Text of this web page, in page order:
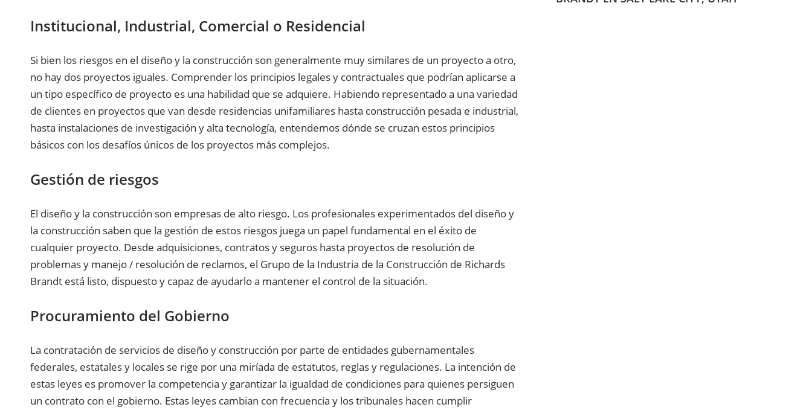
Institucional, Industrial, Comercial o Residencial
Si bien los riesgos en el diseño y la construcción son generalmente muy similares de un proyecto a otro,
no hay dos proyectos iguales. Comprender los principios legales y contractuales que podrían aplicarse a
un tipo específico de proyecto es una habilidad que se adquiere. Habiendo representado a una variedad
de clientes en proyectos que van desde residencias unifamiliares hasta construcción pesada e industrial,
hasta instalaciones de investigación y alta tecnología, entendemos dónde se cruzan estos principios
básicos con los desafíos únicos de los proyectos más complejos.
Gestión de riesgos
El diseño y la construcción son empresas de alto riesgo. Los profesionales experimentados del diseño y
la construcción saben que la gestión de estos riesgos juega un papel fundamental en el éxito de
cualquier proyecto. Desde adquisiciones, contratos y seguros hasta proyectos de resolución de
problemas y manejo / resolución de reclamos, el Grupo de la Industria de la Construcción de Richards
Brandt está listo, dispuesto y capaz de ayudarlo a mantener el control de la situación.
Procuramiento del Gobierno
La contratación de servicios de diseño y construcción por parte de entidades gubernamentales
federales, estatales y locales se rige por una miríada de estatutos, reglas y regulaciones. La intención de
estas leyes es promover la competencia y garantizar la igualdad de condiciones para quienes persiguen
un contrato con el gobierno. Estas leyes cambian con frecuencia y los tribunales hacen cumplir